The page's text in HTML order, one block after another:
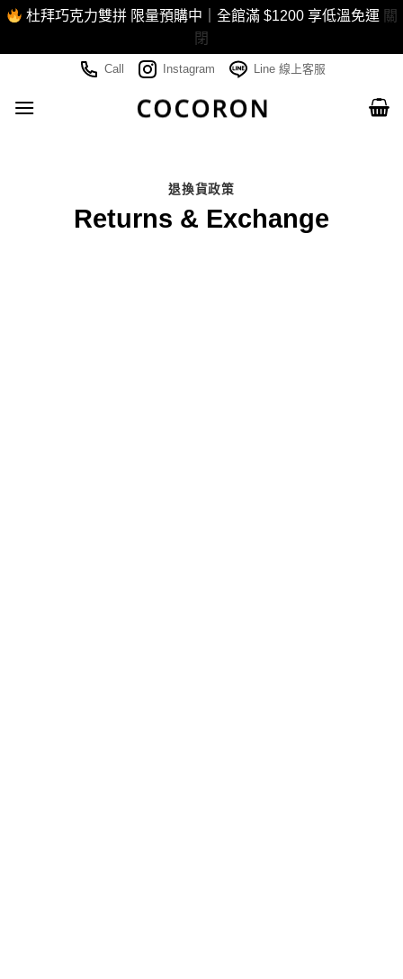
杜拜巧克力雙拼 限量預購中｜全館滿 $1200 享低溫免運 關
閉
content
Call Instagram Line 線上客服
退換貨政策
Returns & Exchange